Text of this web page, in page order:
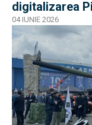
digitalizarea
04 IUNIE 2026